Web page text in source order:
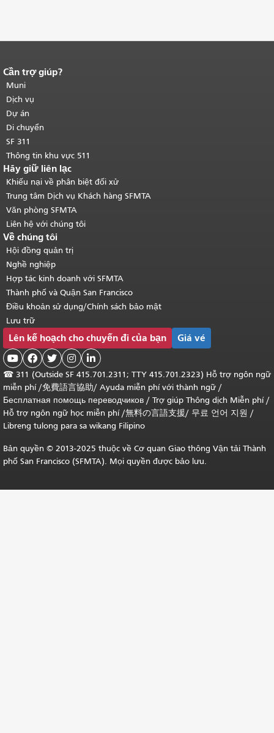
Kết thúc nội dung trang.
của trang này được lặp lại trên mọi
trang.Quay lại đầu trang nội dung
chính.
Cần trợ giúp?
Muni
Dịch vụ
Dự án
Di chuyển
SF 311
Thông tin khu vực 511
Hãy giữ liên lạc
Khiếu nại về phân biệt đối xử
Trung tâm Dịch vụ Khách hàng SFMTA
Văn phòng SFMTA
Liên hệ với chúng tôi
Về chúng tôi
Hội đồng quản trị
Nghề nghiệp
Hợp tác kinh doanh với SFMTA
Thành phố và Quận San Francisco
Điều khoản sử dụng/Chính sách bảo mật
Lưu trữ
Lên kế hoạch cho chuyến đi của bạn Giá vé
    
☎ 311 (Outside SF 415.701.2311; TTY 415.701.2323) Hỗ trợ ngôn ngữ
miễn phí /免費語言協助/ Ayuda miễn phí với thành ngữ /
Бесплатная помощь переводчиков / Trợ giúp Thông dịch Miễn phí/
Hỗ trợ ngôn ngữ học miễn phí/無料の言語支援/ 무료 언어 지원 /
Libreng tulong para sa wikang Filipino
Bản quyền © 2013-2025 thuộc về Cơ quan Giao thông Vận tải Thành
phố San Francisco (SFMTA). Mọi quyền được bảo lưu.